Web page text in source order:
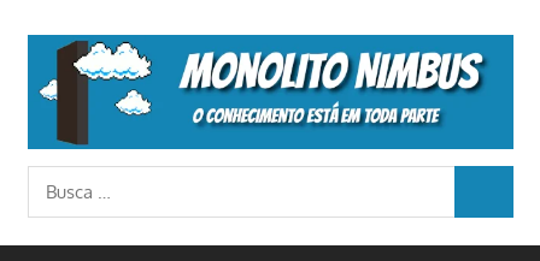
content
o
conhecimento
Busca
para: